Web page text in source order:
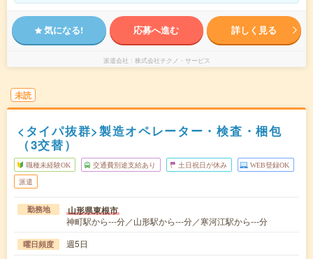
気になる! 応募へ進む 詳しく見る
派遣会社 株式会社テクノ・サービス
未読
<タイパ抜群>製造オペレーター・検査・梱包
（3交替）
職種未経験OK 交通費別途支給あり 土日祝日が休み WEB登録OK
派遣
勤務地 山形県東根市
神町駅から---分／山形駅から---分／寒河江駅から---分
曜日頻度 週5日